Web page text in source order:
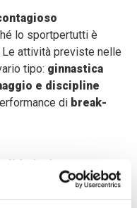
lo sportpertutti è
attività previste nelle
tipo: ginnastica
e discipline
di break-
che si trova nel
anni 150 famiglie, circa